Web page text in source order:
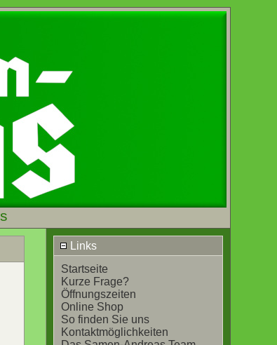
Links
Startseite
Kurze Frage?
Öffnungszeiten
Online Shop
So finden Sie uns
Kontaktmöglichkeiten